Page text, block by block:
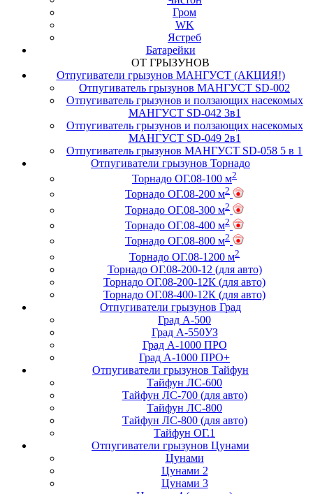
Гром
WK
Ястреб
Батарейки
ОТ ГРЫЗУНОВ
Отпугиватели грызунов МАНГУСТ (АКЦИЯ!)
Отпугиватель грызунов МАНГУСТ SD-002
Отпугиватель грызунов и ползающих насекомых
МАНГУСТ SD-042 3в1
Отпугиватель грызунов и ползающих насекомых
МАНГУСТ SD-049 2в1
Отпугиватель грызунов МАНГУСТ SD-058 5 в 1
Отпугиватели грызунов Торнадо
Торнадо ОГ.08-100 м2
Торнадо ОГ.08-200 м2
Торнадо ОГ.08-300 м2
Торнадо ОГ.08-400 м2
Торнадо ОГ.08-800 м2
Торнадо ОГ.08-1200 м2
Торнадо ОГ.08-200-12 (для авто)
Торнадо ОГ.08-200-12К (для авто)
Торнадо ОГ.08-400-12К (для авто)
Отпугиватели грызунов Град
Град А-500
Град А-550УЗ
Град А-1000 ПРО
Град А-1000 ПРО+
Отпугиватели грызунов Тайфун
Тайфун ЛС-600
Тайфун ЛС-700 (для авто)
Тайфун ЛС-800
Тайфун ЛС-800 (для авто)
Тайфун ОГ.1
Отпугиватели грызунов Цунами
Цунами
Цунами 2
Цунами 3